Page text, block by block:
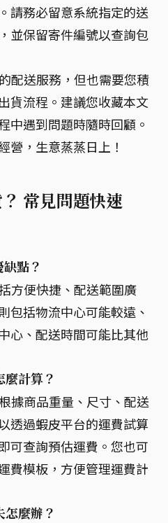
請務必留意系統指定的送
並保留寄件編號以查詢包
配送服務，但也需要您積
貨流程。建議您收藏本文
中遇到問題時隨時回顧。
營，生意蒸蒸日上！
常見問題快速
缺點？
方便快捷、配送範圍廣
包括物流中心可能較遠、
心、配送時間可能比其他
麼計算？
據商品重量、尺寸、配送
透過蝦皮平台的運費試算
可查詢預估運費。您也可
費模板，方便管理運費計
怎麼辦？